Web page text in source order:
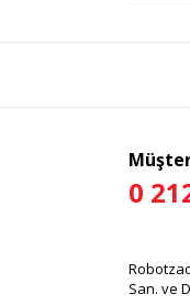
0
San. ve